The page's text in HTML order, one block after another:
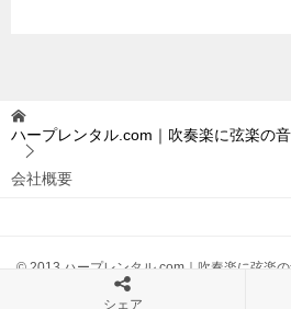
ハープレンタル.com｜吹奏楽に弦楽の
会社概要
© 2013 ハープレンタル.com｜吹奏楽に弦楽
シェア